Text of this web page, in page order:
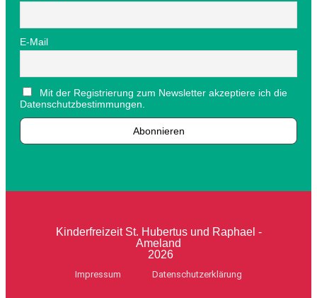
E-Mail
Mit der Registrierung zum Newsletter akzeptiere ich die
Datenschutzbestimmungen.
Kinderfreizeit St. Hubertus und Raphael -
Ameland
2026
Impressum Datenschutzerklärung